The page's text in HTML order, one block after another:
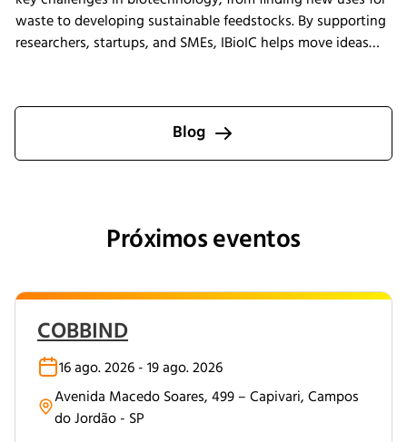
waste to developing sustainable feedstocks. By supporting
researchers, startups, and SMEs, IBioIC helps move ideas
Blog
Próximos eventos
COBBIND
16 ago. 2026 - 19 ago. 2026
Avenida Macedo Soares, 499 – Capivari, Campos
do Jordão - SP